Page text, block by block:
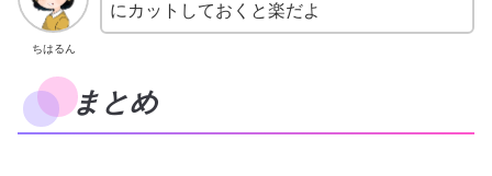
ちはるん
にカットしておくと楽だよ
まとめ